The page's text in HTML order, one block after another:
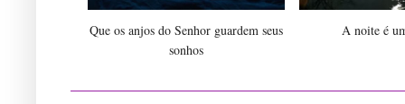
Que os anjos do Senhor guardem seus
sonhos
A noite é